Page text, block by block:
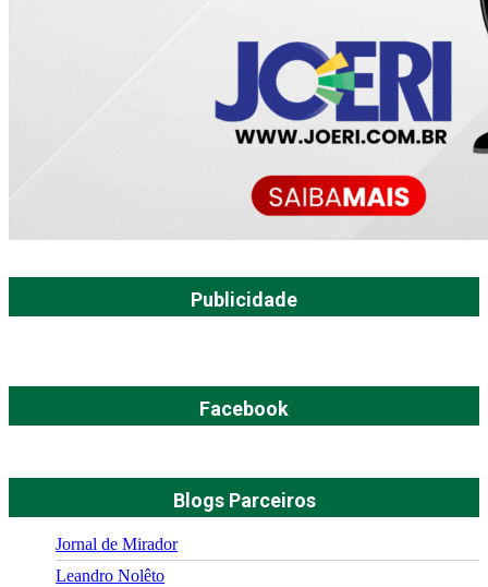
Publicidade
Facebook
Blogs Parceiros
Jornal de Mirador
Leandro Nolêto